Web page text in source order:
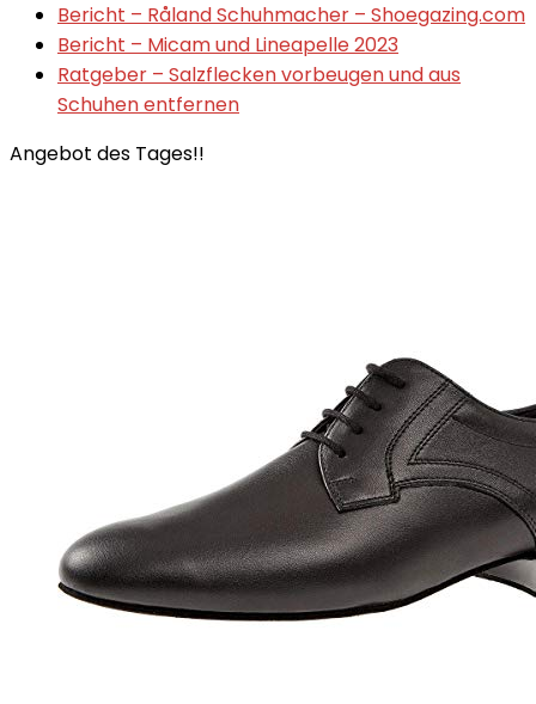
Bericht – Råland Schuhmacher – Shoegazing.com
Bericht – Micam und Lineapelle 2023
Ratgeber – Salzflecken vorbeugen und aus
Schuhen entfernen
Angebot des Tages!!